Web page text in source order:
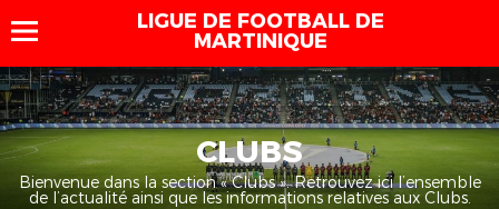
LIGUE DE FOOTBALL DE
MARTINIQUE
CLUBS
Bienvenue dans la section « Clubs ». Retrouvez ici l’ensemble
de l’actualité ainsi que les informations relatives aux Clubs.